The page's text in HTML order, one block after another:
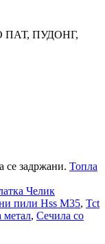
ПАТ, ПУДОНГ,
се задржани. Топла
Челик
пили Hss M35, Tct
метал, Сечила со